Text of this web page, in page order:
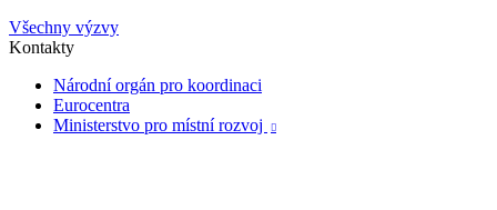
Všechny výzvy
Kontakty
Národní orgán pro koordinaci
Eurocentra
Ministerstvo pro místní rozvoj
